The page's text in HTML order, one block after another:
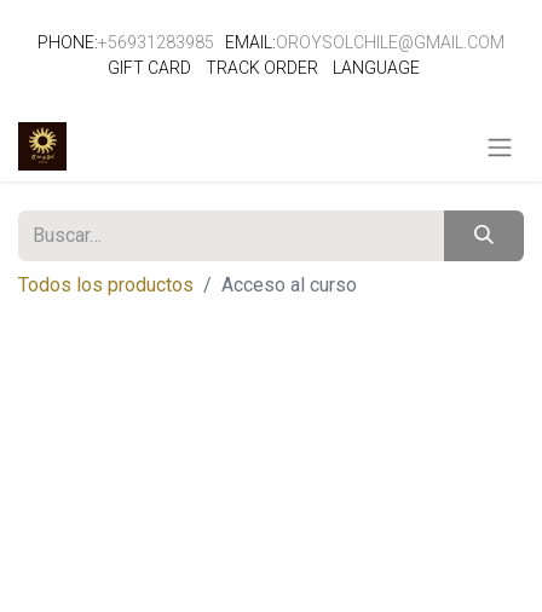
PHONE:+56931283985 EMAIL:OROYSOLCHILE@GMAIL.COM
GIFT CARD
TRACK ORDER LANGUAGE
Todos los productos Acceso al curso